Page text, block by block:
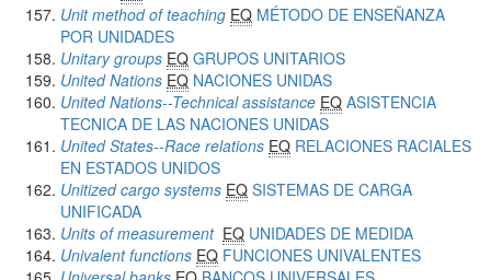
Unit method of teaching EQ MÉTODO DE ENSEÑANZA
POR UNIDADES
Unitary groups EQ GRUPOS UNITARIOS
United Nations EQ NACIONES UNIDAS
United Nations--Technical assistance EQ ASISTENCIA
TECNICA DE LAS NACIONES UNIDAS
United States--Race relations EQ RELACIONES RACIALES
EN ESTADOS UNIDOS
Unitized cargo systems EQ SISTEMAS DE CARGA
UNIFICADA
Units of measurement EQ UNIDADES DE MEDIDA
Univalent functions EQ FUNCIONES UNIVALENTES